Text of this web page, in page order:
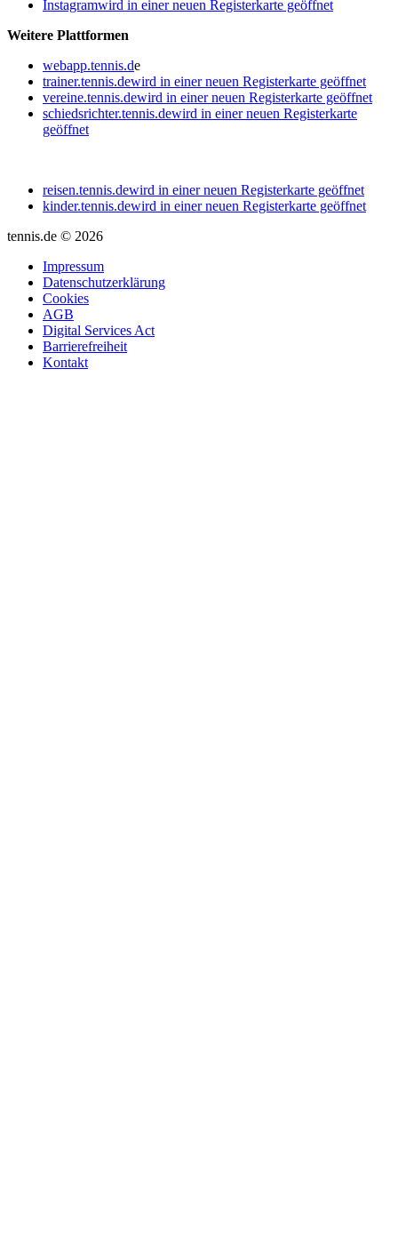
Instagramwird in einer neuen Registerkarte geöffnet
Weitere Plattformen
webapp.tennis.de
trainer.tennis.dewird in einer neuen Registerkarte geöffnet
vereine.tennis.dewird in einer neuen Registerkarte geöffnet
schiedsrichter.tennis.dewird in einer neuen Registerkarte
geöffnet
reisen.tennis.dewird in einer neuen Registerkarte geöffnet
kinder.tennis.dewird in einer neuen Registerkarte geöffnet
tennis.de © 2026
Impressum
Datenschutzerklärung
Cookies
AGB
Digital Services Act
Barrierefreiheit
Kontakt